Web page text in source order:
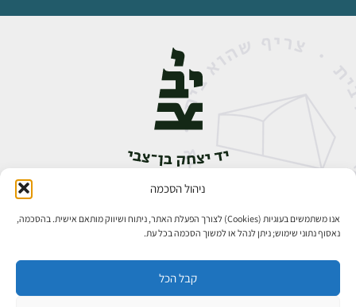
ניהול הסכמה
אנו משתמשים בעוגיות (Cookies) לצורך הפעלת האתר, ניתוח ושיווק מותאם אישית. בהסכמה,
נאסוף נתוני שימוש; ניתן לנהל או למשוך הסכמה בכל עת.
קבל הכל
אבן גבירול 14, רחביה, ירושלים